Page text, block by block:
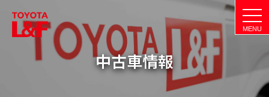
t
o
g
中古車情報